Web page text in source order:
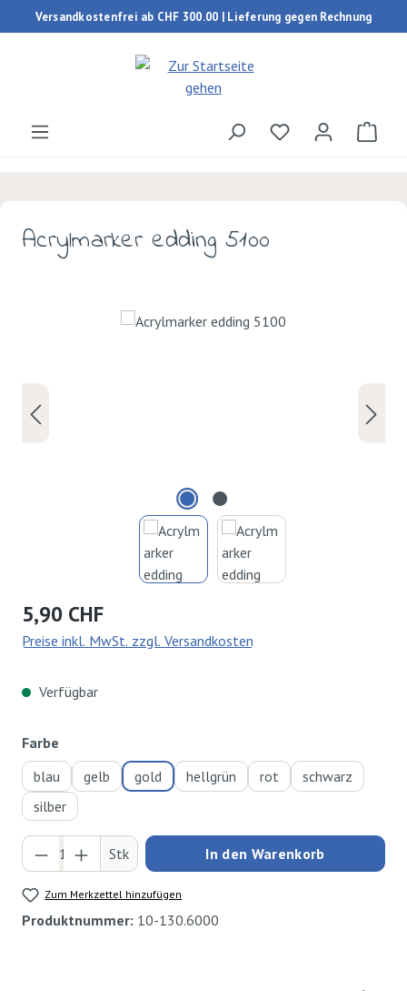
Zum Hauptinhalt springen
Versandkostenfrei ab CHF 300.00 | Lieferung gegen Rechnung
Du hast 0
Acrylmarker edding 5100
Bildergalerie überspringen
Regulärer Preis:
5,90 CHF
Preise inkl. MwSt. zzgl. Versandkosten
Verfügbar
Farbe
blau
gelb gold hellgrün rot
schwarz
silber
Produkt Anzahl: Gib den gewünschten Wert
Stk In den Warenkorb
Zum Merkzettel hinzufügen
Produktnummer: 10-130.6000